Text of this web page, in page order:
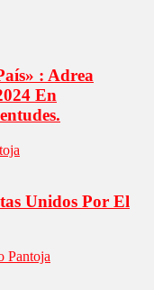
: Adrea
En
Unidos Por El
Pantoja